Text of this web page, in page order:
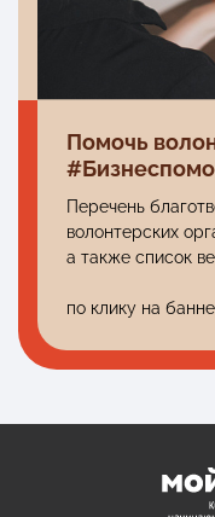
Помочь
Перечень
волонтерских
а также список
по клику на